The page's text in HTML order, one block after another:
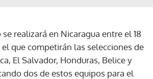
realizará en Nicaragua entre el 18
el que competirán las selecciones de
El Salvador, Honduras, Belice y
dos de estos equipos para el